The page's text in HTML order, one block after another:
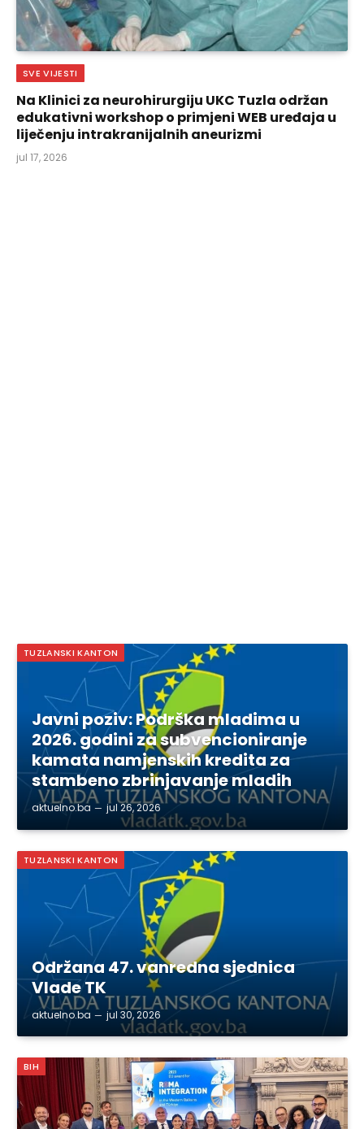
SVE VIJESTI
Na Klinici za neurohirurgiju UKC Tuzla održan
edukativni workshop o primjeni WEB uređaja u
liječenju intrakranijalnih aneurizmi
jul 17, 2026
TUZLANSKI KANTON
Javni poziv: Podrška mladima u
2026. godini za subvencioniranje
kamata namjenskih kredita za
stambeno zbrinjavanje mladih
aktuelno.ba jul 26, 2026
TUZLANSKI KANTON
Održana 47. vanredna sjednica
Vlade TK
aktuelno.ba jul 30, 2026
BIH